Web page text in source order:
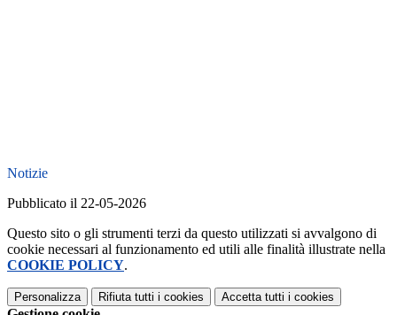
Notizie
Pubblicato il 22-05-2026
Questo sito o gli strumenti terzi da questo utilizzati si avvalgono di
cookie necessari al funzionamento ed utili alle finalità illustrate nella
COOKIE POLICY.
Personalizza Rifiuta tutti i cookies Accetta tutti i cookies